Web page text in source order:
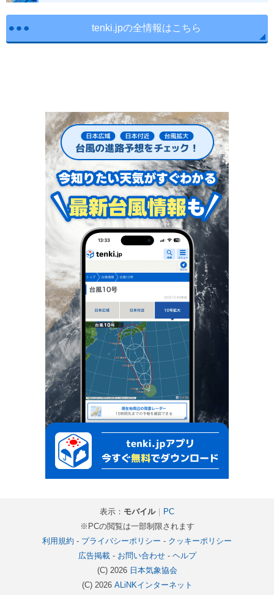
tenki.jpの全情報はこちら
表示： モバイル｜
PC
※PCの閲覧は一部制限されます
利用規約 - プライバシーポリシー - クッキーポリシー
広告掲載- お問い合わせ- ヘルプ
(C) 2026 日本気象協会
(C) 2026 ALiNKインターネット